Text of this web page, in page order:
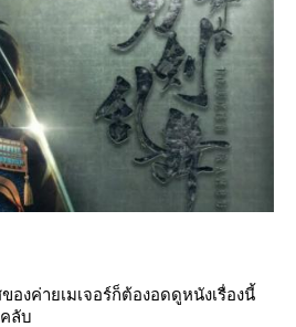
งค่ายเมเจอร์ก็ต้องอดดูหนังเรื่องนี้
ลับ